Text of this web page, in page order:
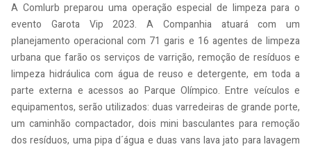
A Comlurb preparou uma operação especial de limpeza para o
evento Garota Vip 2023. A Companhia atuará com um
planejamento operacional com 71 garis e 16 agentes de limpeza
urbana que farão os serviços de varrição, remoção de resíduos e
limpeza hidráulica com água de reuso e detergente, em toda a
parte externa e acessos ao Parque Olímpico. Entre veículos e
equipamentos, serão utilizados: duas varredeiras de grande porte,
um caminhão compactador, dois mini basculantes para remoção
dos resíduos, uma pipa d´água e duas vans lava jato para lavagem